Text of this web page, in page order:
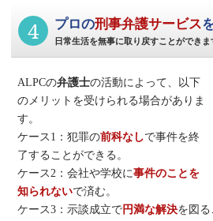
4 プロの刑事弁護サービス
日常生活を無事に取り戻すことができま
ALPCの弁護士の活動によって、以下
のメリットを受けられる場合がありま
す。
ケース1：犯罪の前科なしで事件を終
了することができる。
ケース2：会社や学校に事件のことを
知られないで済む。
ケース3：示談成立で円満な解決を図る